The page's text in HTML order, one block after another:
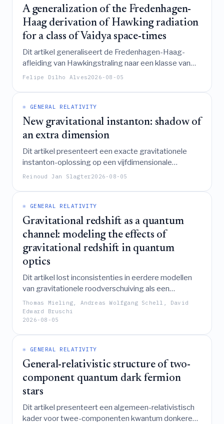
en toekomstige ruimtegebaseerde
detectorzoektochten zou kunnen beïnvloeden.
A generalization of the Fredenhagen-
Haag derivation of Hawking radiation
for a class of Vaidya space-times
Dit artikel generaliseert de Fredenhagen-Haag-
afleiding van Hawkingstraling naar een klasse van
Vaidya-ruimtetijden door een tweezijdige
velden, waardoor convergentie naar de standaard
thermische vorm wordt aangetoond onder
asymptotische stationariteit terwijl de beperkingen
van scenario's met verdamping van eindige massa
worden geadresseerd.
Felipe Dilho Alves2026-08-05
⚛️ GENERAL RELATIVITY
New gravitational instanton: shadow of
an extra dimension
Dit artikel presenteert een exacte gravitationele
instanton-oplossing op een vijfdimensionale
conformaal invariante Kerr-achtige warped brane-
Z
Kähler-structuur te onthullen.
Reinoud Jan Slagter2026-08-05
⚛️ GENERAL RELATIVITY
Gravitational redshift as a quantum
channel: modeling the effects of
gravitational redshift in quantum
optics
Dit artikel lost inconsistenties in eerdere modellen
van gravitationele roodverschuiving als een
kwantumkanaal op door hun grondoorzaak te
identificeren en twee complementaire correcties
voor te stellen—één veldentheoretische en één
aangepast aan einddimensionale
toestanden van licht mogelijk maken met behulp van
standaard kwantuminformatietechnieken.
Thomas Mieling, Andreas Wolfgang Schell, David
Edward Bruschi
2026-08-05
⚛️ GENERAL RELATIVITY
General-relativistic structure of two-
component quantum dark fermion
stars
Dit artikel presenteert een algemeen-relativistisch
kader voor twee-componenten kwantum donkere